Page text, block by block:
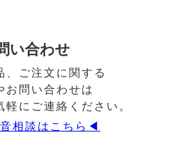
い合わせ
、ご注文に関する
お問い合わせは
軽にご連絡ください。
相談はこちら◀︎